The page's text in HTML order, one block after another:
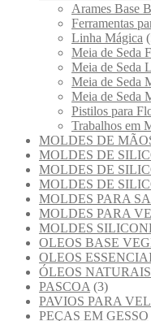
Arames Base
Ferramentas
Linha Mágica
Meia de Seda
Meia de Seda
Meia de Seda
Meia de Seda
Pistilos para
Trabalhos em
MOLDES DE
MOLDES DE
MOLDES DE
MOLDES DE
MOLDES PARA
MOLDES PARA
MOLDES
OLEOS BASE
OLEOS
ÓLEOS
PASCOA (3)
PAVIOS PARA
PEÇAS EM GESSO